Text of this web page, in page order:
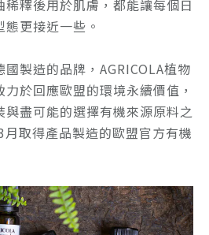
釋後用於肌膚，都能讓每個日
更接近一些。
製造的品牌，AGRICOLA植物
於回應歐盟的環境永續價值，
盡可能的選擇有機來源原料之
取得產品製造的歐盟官方有機